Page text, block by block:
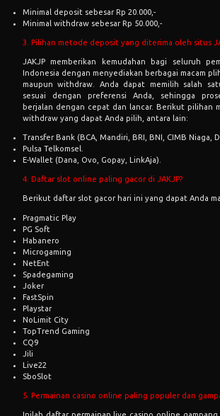
Minimal deposit sebesar Rp 20.000,-
Minimal withdraw sebesar Rp 50.000,-
3. Pilihan metode deposit yang diterima oleh situs
JAKJP memberikan kemudahan bagi seluruh
Indonesia dengan menyediakan berbagai macam
maupun withdraw. Anda dapat memilih salah
sesuai dengan preferensi Anda, sehingga
berjalan dengan cepat dan lancar. Berikut pilihan
withdraw yang dapat Anda pilih, antara lain:
Transfer Bank (BCA, Mandiri, BRI, BNI, CIMB Niaga,
Pulsa Telkomsel.
E-Wallet (Dana, Ovo, Gopay, LinkAja).
4. Daftar slot online paling gacor di JAKJP?
Berikut daftar slot gacor hari ini yang dapat Anda
Pragmatic Play
PG Soft
Habanero
Microgaming
NetEnt
Spadegaming
Joker
FastSpin
Playstar
NoLimit City
TopTrend Gaming
CQ9
Jili
Live22
SboSlot
5. Permainan casino online paling populer dan